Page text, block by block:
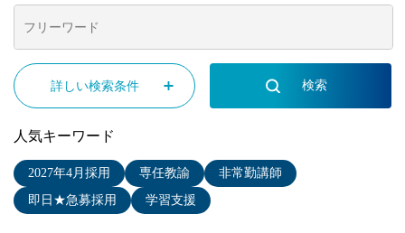
人気キーワード
2027年4月採用 専任教諭
非常勤講師
即日★急募採用
学習支援
詳しい検索条件